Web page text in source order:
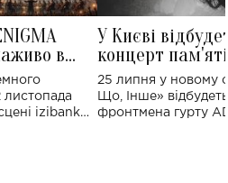
в
концерт
izibank
У Києві
концерт
Клименка:
виконають
25 липня у новому
Що, Інше»
фронтмена гурту